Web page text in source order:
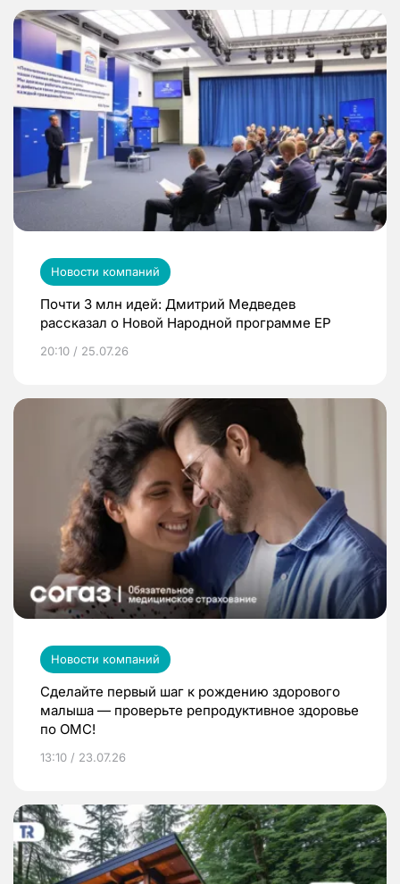
Новости компаний
Почти 3 млн идей: Дмитрий Медведев
рассказал о Новой Народной программе ЕР
20:10 / 25.07.26
Новости компаний
Сделайте первый шаг к рождению здорового
малыша — проверьте репродуктивное здоровье
по ОМС!
13:10 / 23.07.26